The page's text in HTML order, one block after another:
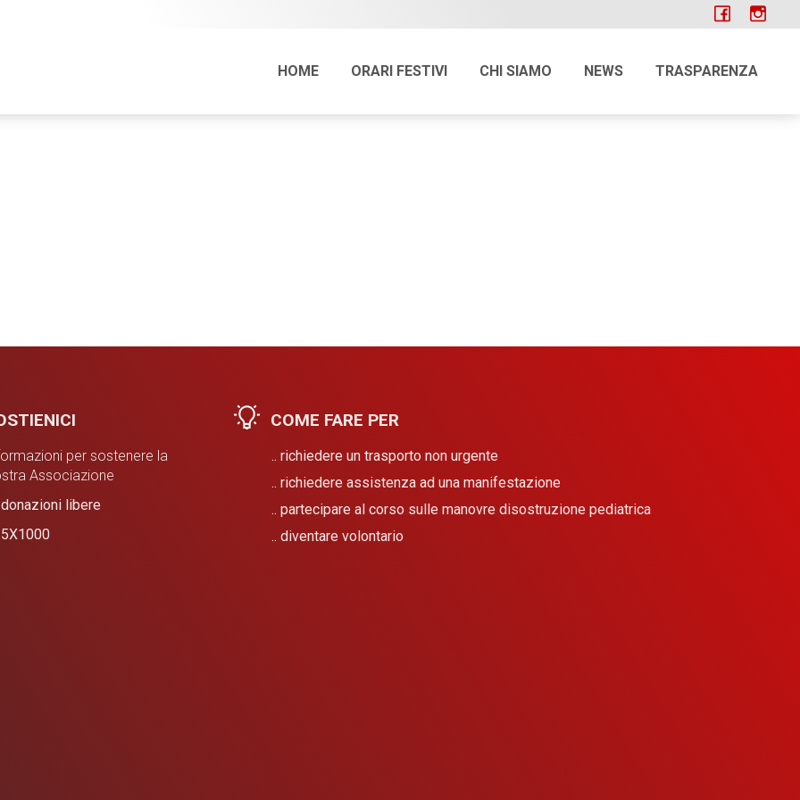
HOME ORARI FESTIVI CHI SIAMO NEWS TRASPARENZA
per sostenere la
Associazione
donazioni libere
​5X1000
COME FARE PER
.. richiedere un trasporto non urgente
.. richiedere assistenza ad una manifestazione
.. partecipare al corso sulle manovre disostruzione pediatrica
.. diventare volontario